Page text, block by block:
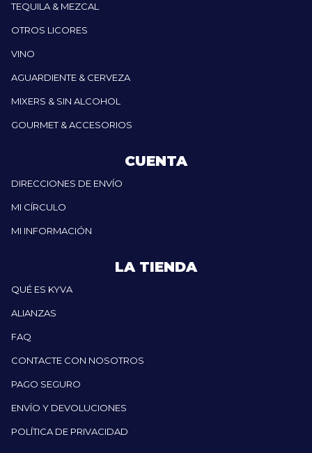
TEQUILA & MEZCAL
OTROS LICORES
VINO
AGUARDIENTE & CERVEZA
MIXERS & SIN ALCOHOL
GOURMET & ACCESORIOS
CUENTA
DIRECCIONES DE ENVÍO
MI CÍRCULO
MI INFORMACIÓN
LA TIENDA
QUÉ ES KYVA
ALIANZAS
FAQ
CONTACTE CON NOSOTROS
PAGO SEGURO
ENVÍO Y DEVOLUCIONES
POLÍTICA DE PRIVACIDAD